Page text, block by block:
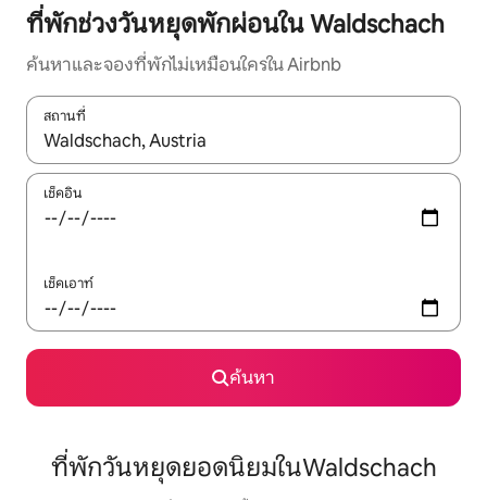
ที่พักช่วงวันหยุดพักผ่อนใน Waldschach
ค้นหาและจองที่พักไม่เหมือนใครใน Airbnb
สถานที่
ใช้ลูกศรขึ้นลง หรือใช้การสัมผัสหรือปัด เพื่อสำรวจผลการค้นหา
เช็คอิน
เช็คเอาท์
ค้นหา
ที่พักวันหยุดยอดนิยมในWaldschach